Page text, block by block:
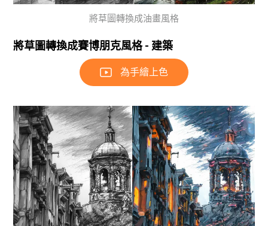
將草圖轉換成油畫風格
將草圖轉換成賽博朋克風格 - 建築
為手繪上色